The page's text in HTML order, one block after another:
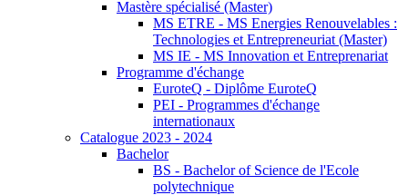
Mastère spécialisé (Master)
MS ETRE - MS Energies Renouvelables :
Technologies et Entrepreneuriat (Master)
MS IE - MS Innovation et Entreprenariat
Programme d'échange
EuroteQ - Diplôme EuroteQ
PEI - Programmes d'échange
internationaux
Catalogue 2023 - 2024
Bachelor
BS - Bachelor of Science de l'Ecole
polytechnique